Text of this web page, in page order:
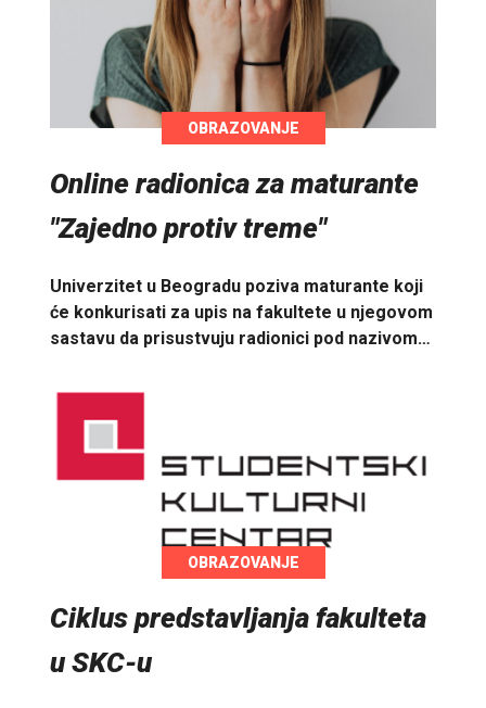
OBRAZOVANJE
Online radionica za maturante
"Zajedno protiv treme"
Univerzitet u Beogradu poziva maturante koji
će konkurisati za upis na fakultete u njegovom
sastavu da prisustvuju radionici pod nazivom…
OBRAZOVANJE
Ciklus predstavljanja fakulteta
u SKC-u